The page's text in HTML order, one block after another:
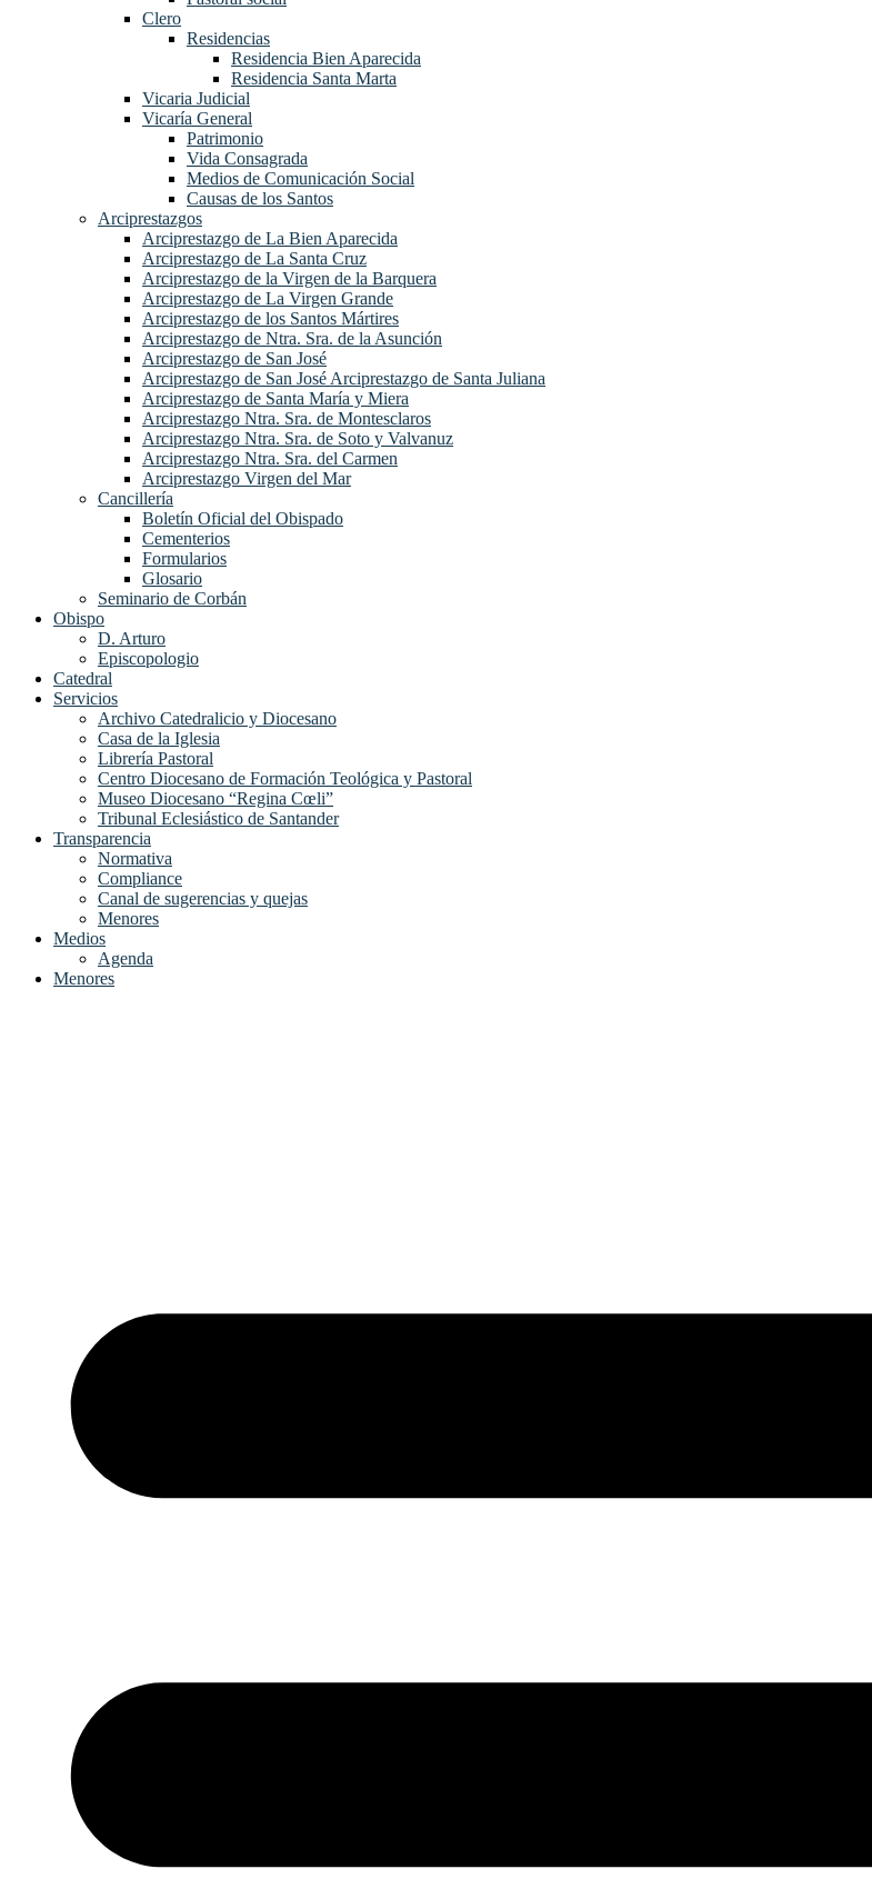
Clero
Residencias
Residencia Bien Aparecida
Residencia Santa Marta
Vicaria Judicial
Vicaría General
Patrimonio
Vida Consagrada
Medios de Comunicación Social
Causas de los Santos
Arciprestazgos
Arciprestazgo de La Bien Aparecida
Arciprestazgo de La Santa Cruz
Arciprestazgo de la Virgen de la Barquera
Arciprestazgo de La Virgen Grande
Arciprestazgo de los Santos Mártires
Arciprestazgo de Ntra. Sra. de la Asunción
Arciprestazgo de San José
Arciprestazgo de San José Arciprestazgo de Santa Juliana
Arciprestazgo de Santa María y Miera
Arciprestazgo Ntra. Sra. de Montesclaros
Arciprestazgo Ntra. Sra. de Soto y Valvanuz
Arciprestazgo Ntra. Sra. del Carmen
Arciprestazgo Virgen del Mar
Cancillería
Boletín Oficial del Obispado
Cementerios
Formularios
Glosario
Seminario de Corbán
Obispo
D. Arturo
Episcopologio
Catedral
Servicios
Archivo Catedralicio y Diocesano
Casa de la Iglesia
Librería Pastoral
Centro Diocesano de Formación Teológica y Pastoral
Museo Diocesano “Regina Cœli”
Tribunal Eclesiástico de Santander
Transparencia
Normativa
Compliance
Canal de sugerencias y quejas
Menores
Medios
Agenda
Menores